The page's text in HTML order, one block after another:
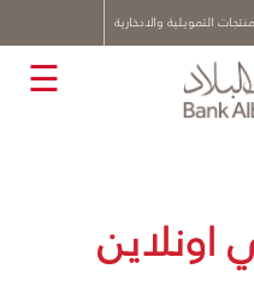
التمويلية والادخارية x☰
اونلاين